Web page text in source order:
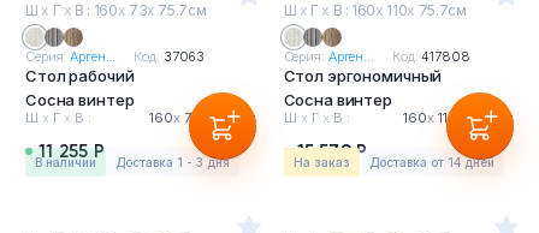
Ш х Г х В : 160х 73х 75.7см
Серия:Арген... Код: 37063
Стол рабочий
Сосна винтер
Ш х Г х В : 160х73 75.7см
11 255 Р
в наличии Доставка 1 - 3 дня
Ш х Г х В : 160х 110х 75.7см
Серия: Арген... Код:417808
Стол эргономичный
Сосна винтер
Ш х Г х В : 160х 110 75.7см
15 579 Р
На заказ Доставка от 14 дней